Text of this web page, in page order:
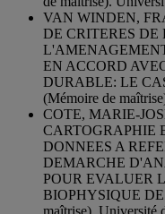
VAN WINDEN,
DE CRITERES DE
EN ACCORD
DURABLE: LE
(Mémoire de
COTE, MARIE-
CARTOGRAPHIE
DONNEES A
DEMARCHE
POUR EVALUER
BIOPHYSIQUE
maîtrise). Université